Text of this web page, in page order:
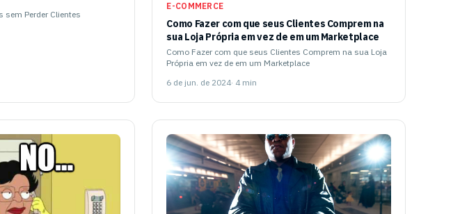
sem Perder Clientes
E-COMMERCE
Como Fazer com que seus Clientes Comprem na
sua Loja Própria em vez de em um Marketplace
Como Fazer com que seus Clientes Comprem na sua Loja
Própria em vez de em um Marketplace
6 de jun. de 2024· 4 min